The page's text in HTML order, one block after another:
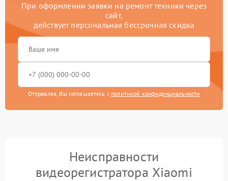
При оформлении заявки на ремонт техники через
сайт,
действует персональная бессрочная скидка
Отправляя, Вы соглашаетесь с политикой конфиденциальности
Неисправности
видеорегистратора Xiaomi